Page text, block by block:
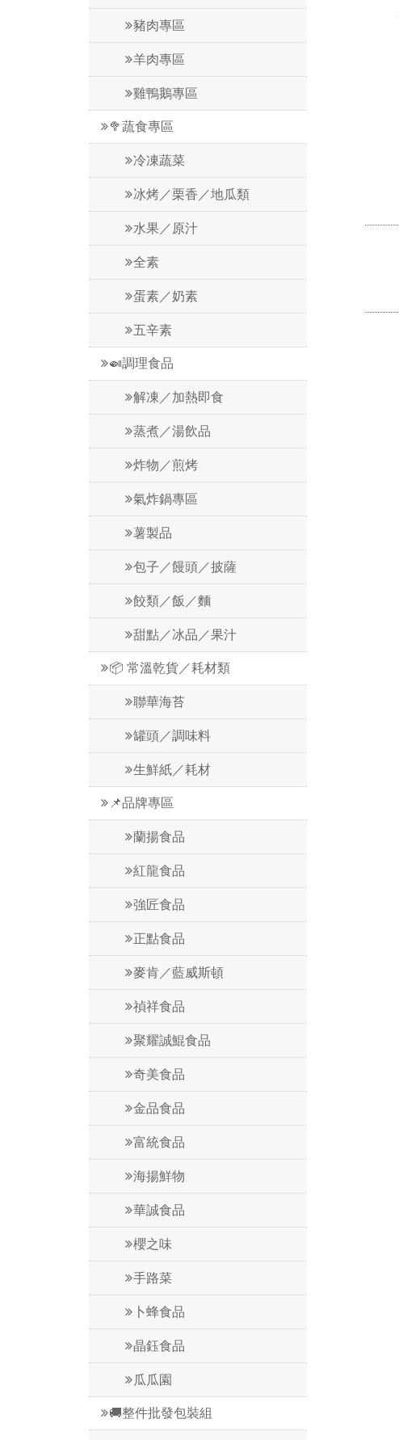
豬肉專區
羊肉專區
雞鴨鵝專區
🥦蔬食專區
冷凍蔬菜
冰烤／栗香／地瓜類
水果／原汁
全素
蛋素／奶素
五辛素
🍛調理食品
解凍／加熱即食
蒸煮／湯飲品
炸物／煎烤
氣炸鍋專區
薯製品
包子／饅頭／披薩
餃類／飯／麵
甜點／冰品／果汁
📦 常溫乾貨／耗材類
聯華海苔
罐頭／調味料
生鮮紙／耗材
📌品牌專區
蘭揚食品
紅龍食品
強匠食品
正點食品
麥肯／藍威斯頓
禎祥食品
聚耀誠鯤食品
奇美食品
金品食品
富統食品
海揚鮮物
華誠食品
櫻之味
手路菜
卜蜂食品
晶鈺食品
瓜瓜園
🚚整件批發包裝組